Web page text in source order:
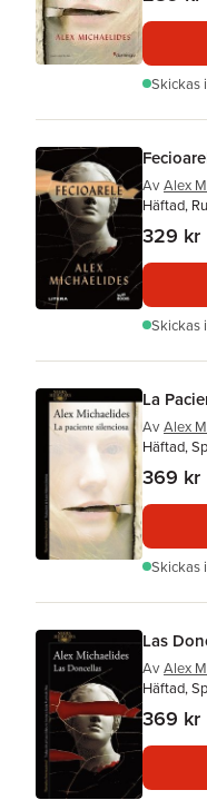
Skickas
Av Alex
Häftad,
329 kr
Skickas
La
Av Alex
Häftad,
369 kr
Skickas
Las
Av Alex
Häftad,
369 kr